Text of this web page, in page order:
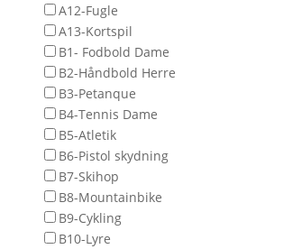
A12-Fugle
A13-Kortspil
B1- Fodbold Dame
B2-Håndbold Herre
B3-Petanque
B4-Tennis Dame
B5-Atletik
B6-Pistol skydning
B7-Skihop
B8-Mountainbike
B9-Cykling
B10-Lyre